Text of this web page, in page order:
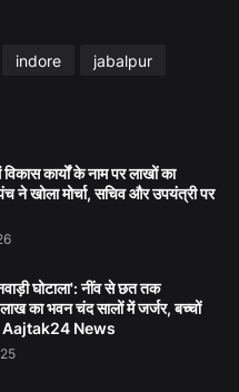
indore jabalpur
कार्यों के नाम पर लाखों का
ने खोला मोर्चा, सचिव और उपयंत्री पर
घोटाला': नींव से छत तक
का भवन चंद सालों में जर्जर, बच्चों
Aajtak24 News